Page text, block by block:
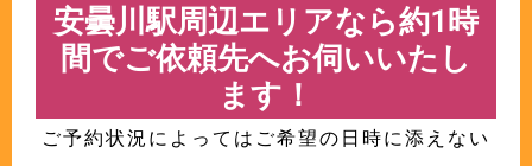
安曇川駅周辺エリアなら約1時
間でご依頼先へお伺いいたし
ます！
ご予約状況によってはご希望の日時に添えない